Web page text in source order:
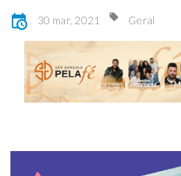
30 mar, 2021 Geral